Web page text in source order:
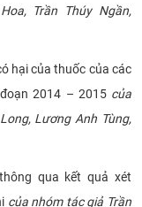
Trần Thúy Ngần,
hại của thuốc của các
2014 – 2015 của
Lương Anh Tùng,
qua kết quả xét
của nhóm tác giả Trần